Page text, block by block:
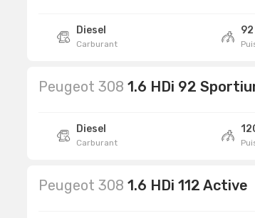
Diesel
Carburant
92
Peugeot 308 1.6 HDi 92
Diesel
Carburant
Peugeot 308 1.6 HDi 112 Active